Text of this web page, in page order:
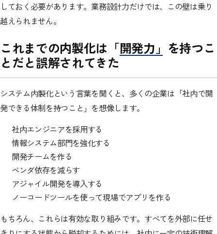
しておく必要があります。業務設計力だけでは、この壁は乗り
越えられません。
これまでの内製化は「開発力」を持つこ
とだと誤解されてきた
システム内製化という言葉を聞くと、多くの企業は「社内で開
発できる体制を持つこと」を想像します。
社内エンジニアを採用する
情報システム部門を強化する
開発チームを作る
ベンダ依存を減らす
アジャイル開発を導入する
ノーコードツールを使って現場でアプリを作る
もちろん、これらは有効な取り組みです。すべてを外部に任せ